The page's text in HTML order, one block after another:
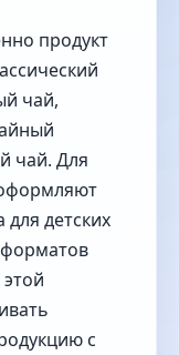
продукт
чай,
чай. Для
детских
с